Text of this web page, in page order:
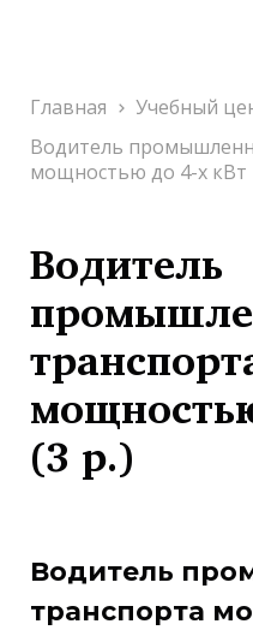
Главная Учебный
Водитель
мощностью до 4-х кВт
Водитель
(3 р.)
Водитель
транспорта